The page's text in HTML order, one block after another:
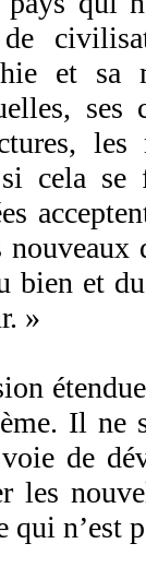
et sa
ses
cela se
bien et
»
Il ne
de
les
qui n’est